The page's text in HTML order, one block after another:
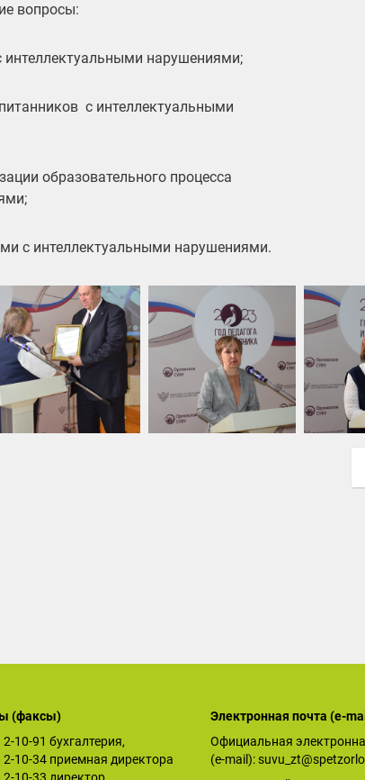
вопросы:
интеллектуальными нарушениями;
с интеллектуальными
образовательного процесса
с интеллектуальными нарушениями.
(факсы)
10-91 бухгалтерия,
2-10-34 приемная директора
Электронная почта (е-
Официальная
(е-mail):